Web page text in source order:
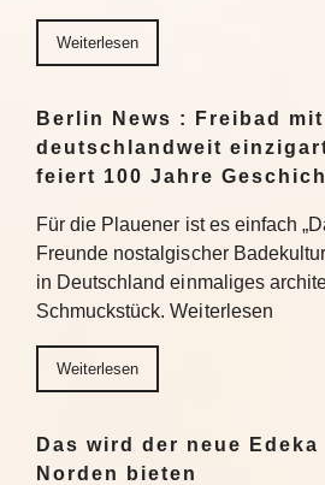
Weiterlesen
Berlin News : Freibad mit
deutschlandweit
feiert 100 Jahre
Für die Plauener ist es einfach
Freunde nostalgischer
in Deutschland einmaliges
Schmuckstück. Weiterlesen
Weiterlesen
Das wird der neue
Norden bieten